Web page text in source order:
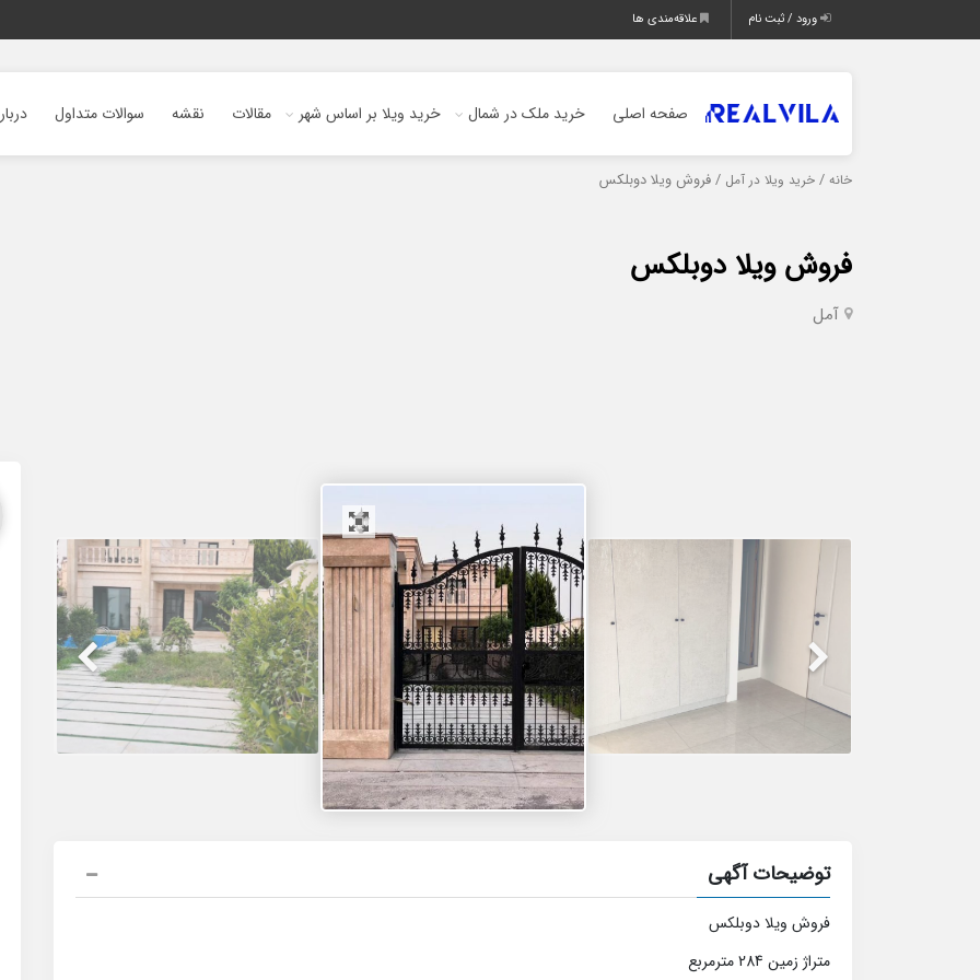
ورود / ثبت نام علاقه‌مندی ها
صفحه اصلی خرید ملک در شمال خرید ویلا بر اساس شهر مقالات نقشه سوالات متداول
خانه / خرید ویلا در آمل / فروش ویلا دوبلکس
فروش ویلا دوبلکس
آمل
توضیحات آگهی
فروش ویلا دوبلکس
متراژ زمین 284 مترمربع